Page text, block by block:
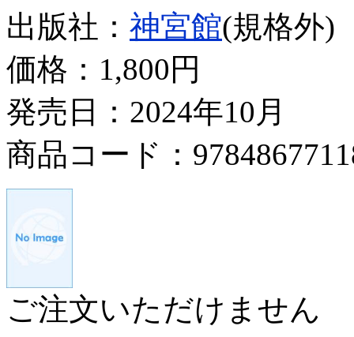
出版社： 神宮館(規格外)
価格： 1,800円
発売日：2024年10月
商品コード：
ご注文いただけません